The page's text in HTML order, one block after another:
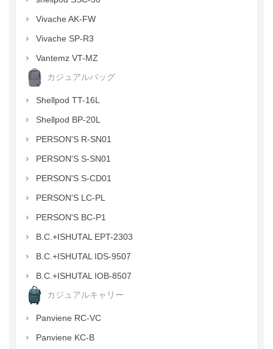
Vivache AK-FW
Vivache SP-R3
Vantemz VT-MZ
カジュアルバッグ
Shellpod TT-16L
Shellpod BP-20L
PERSON'S R-SN01
PERSON'S S-SN01
PERSON'S S-CD01
PERSON'S LC-PL
PERSON'S BC-P1
B.C.+ISHUTAL EPT-2303
B.C.+ISHUTAL IDS-9507
B.C.+ISHUTAL IOB-8507
カジュアルキャリー
Panviene RC-VC
Panviene KC-B